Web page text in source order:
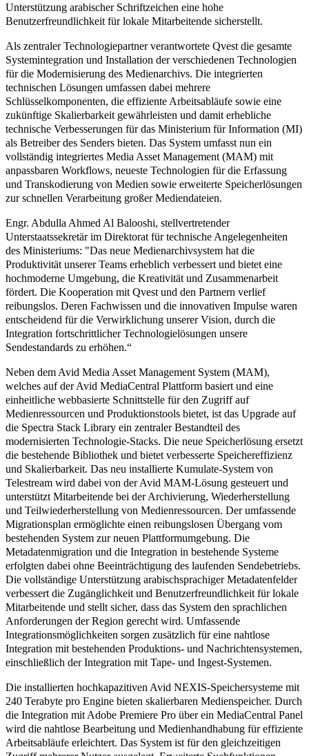
Unterstützung arabischer Schriftzeichen eine hohe
Benutzerfreundlichkeit für lokale Mitarbeitende sicherstellt.
Als zentraler Technologiepartner verantwortete Qvest die gesamte
Systemintegration und Installation der verschiedenen Technologien
für die Modernisierung des Medienarchivs. Die integrierten
technischen Lösungen umfassen dabei mehrere
Schlüsselkomponenten, die effiziente Arbeitsabläufe sowie eine
zukünftige Skalierbarkeit gewährleisten und damit erhebliche
technische Verbesserungen für das Ministerium für Information (MI)
als Betreiber des Senders bieten. Das System umfasst nun ein
vollständig integriertes Media Asset Management (MAM) mit
anpassbaren Workflows, neueste Technologien für die Erfassung
und Transkodierung von Medien sowie erweiterte Speicherlösungen
zur schnellen Verarbeitung großer Mediendateien.
Engr. Abdulla Ahmed Al Balooshi, stellvertretender
Unterstaatssekretär im Direktorat für technische Angelegenheiten
des Ministeriums: "Das neue Medienarchivsystem hat die
Produktivität unserer Teams erheblich verbessert und bietet eine
hochmoderne Umgebung, die Kreativität und Zusammenarbeit
fördert. Die Kooperation mit Qvest und den Partnern verlief
reibungslos. Deren Fachwissen und die innovativen Impulse waren
entscheidend für die Verwirklichung unserer Vision, durch die
Integration fortschrittlicher Technologielösungen unsere
Sendestandards zu erhöhen.“
Neben dem Avid Media Asset Management System (MAM),
welches auf der Avid MediaCentral Plattform basiert und eine
einheitliche webbasierte Schnittstelle für den Zugriff auf
Medienressourcen und Produktionstools bietet, ist das Upgrade auf
die Spectra Stack Library ein zentraler Bestandteil des
modernisierten Technologie-Stacks. Die neue Speicherlösung ersetzt
die bestehende Bibliothek und bietet verbesserte Speichereffizienz
und Skalierbarkeit. Das neu installierte Kumulate-System von
Telestream wird dabei von der Avid MAM-Lösung gesteuert und
unterstützt Mitarbeitende bei der Archivierung, Wiederherstellung
und Teilwiederherstellung von Medienressourcen. Der umfassende
Migrationsplan ermöglichte einen reibungslosen Übergang vom
bestehenden System zur neuen Plattformumgebung. Die
Metadatenmigration und die Integration in bestehende Systeme
erfolgten dabei ohne Beeinträchtigung des laufenden Sendebetriebs.
Die vollständige Unterstützung arabischsprachiger Metadatenfelder
verbessert die Zugänglichkeit und Benutzerfreundlichkeit für lokale
Mitarbeitende und stellt sicher, dass das System den sprachlichen
Anforderungen der Region gerecht wird. Umfassende
Integrationsmöglichkeiten sorgen zusätzlich für eine nahtlose
Integration mit bestehenden Produktions- und Nachrichtensystemen,
einschließlich der Integration mit Tape- und Ingest-Systemen.
Die installierten hochkapazitiven Avid NEXIS-Speichersysteme mit
240 Terabyte pro Engine bieten skalierbaren Medienspeicher. Durch
die Integration mit Adobe Premiere Pro über ein MediaCentral Panel
wird die nahtlose Bearbeitung und Medienhandhabung für effiziente
Arbeitsabläufe erleichtert. Das System ist für den gleichzeitigen